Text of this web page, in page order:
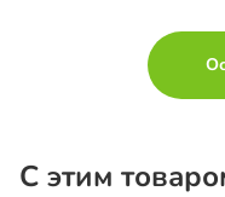
С этим